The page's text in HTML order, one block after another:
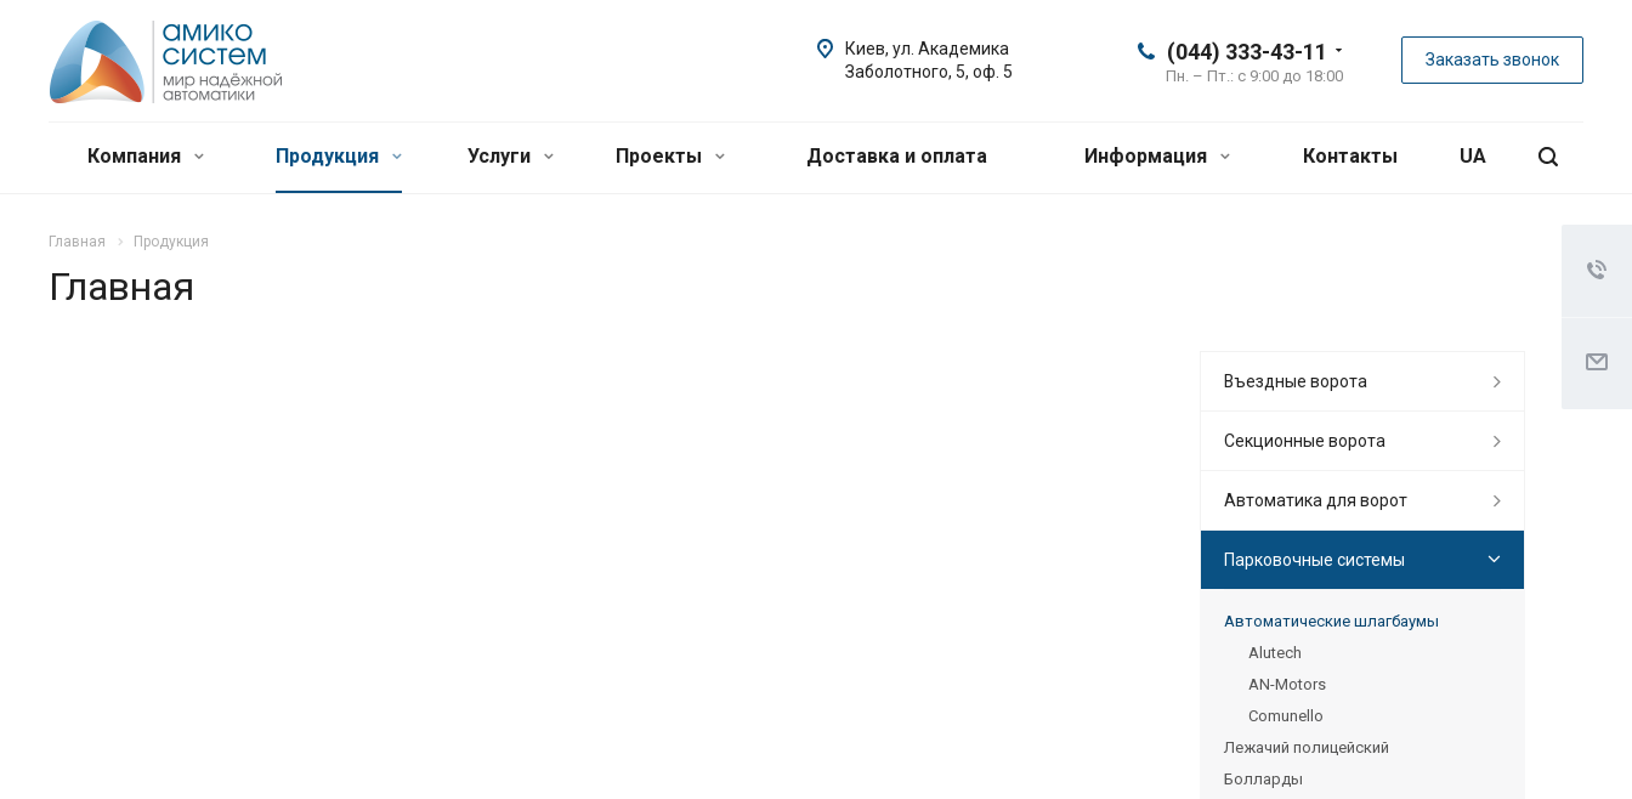
(044) 333-43-11
Пн. – Пт.: с 9:00 до 18:00
Заказать звонок
Киев, ул. Академика
Заболотного, 5, оф. 5
Компания Продукция Услуги Проекты Доставка и оплата Информация Контакты UA
Главная Продукция
Главная
Въездные ворота
Секционные ворота
Автоматика для ворот
Парковочные системы
Автоматические шлагбаумы
Alutech
AN-Motors
Comunello
Лежачий полицейский
Болларды